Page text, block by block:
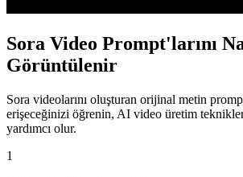
Sora Video Prompt'larını
Görüntülenir
Sora videolarını oluşturan orijinal metin
erişeceğinizi öğrenin, AI video üretim
yardımcı olur.
1